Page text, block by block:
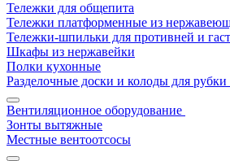
Тележки для общепита
Тележки платформенные из
Тележки-шпильки для противней и
Шкафы из нержавейки
Полки кухонные
Разделочные доски и колоды для рубки
Вентиляционное оборудование
Зонты вытяжные
Местные вентоотсосы